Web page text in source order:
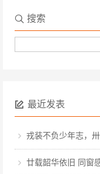
搜索
最近发表
戎装不负少年志，卅载归航筑
廿载韶华依旧 同窗感恩聚首｜